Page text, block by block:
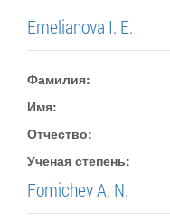
Emelianova I. E.
Фамилия:
Имя:
Отчество:
Ученая степень:
Fomichev A. N.